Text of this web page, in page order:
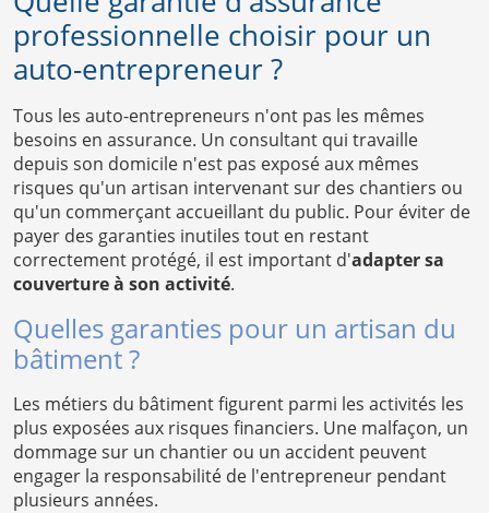
professionnelle choisir pour un
auto-entrepreneur ?
Tous les auto-entrepreneurs n'ont pas les mêmes
besoins en assurance. Un consultant qui travaille
depuis son domicile n'est pas exposé aux mêmes
risques qu'un artisan intervenant sur des chantiers ou
qu'un commerçant accueillant du public. Pour éviter de
payer des garanties inutiles tout en restant
correctement protégé, il est important d'adapter sa
couverture à son activité.
Quelles garanties pour un artisan du
bâtiment ?
Les métiers du bâtiment figurent parmi les activités les
plus exposées aux risques financiers. Une malfaçon, un
dommage sur un chantier ou un accident peuvent
engager la responsabilité de l'entrepreneur pendant
plusieurs années.